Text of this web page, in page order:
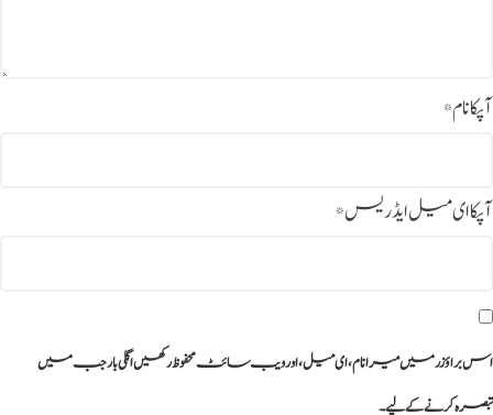
آپکا نام*
آپکا ای میل ایڈریس*
اس براؤزر میں میرا نام، ای میل، اور ویب سائٹ محفوظ رکھیں اگلی بار جب میں
تبصرہ کرنے کےلیے۔